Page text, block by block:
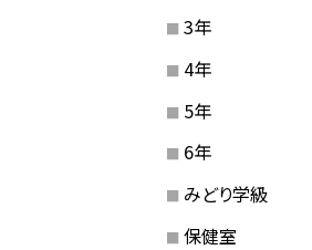
3年
4年
5年
6年
みどり学級
保健室